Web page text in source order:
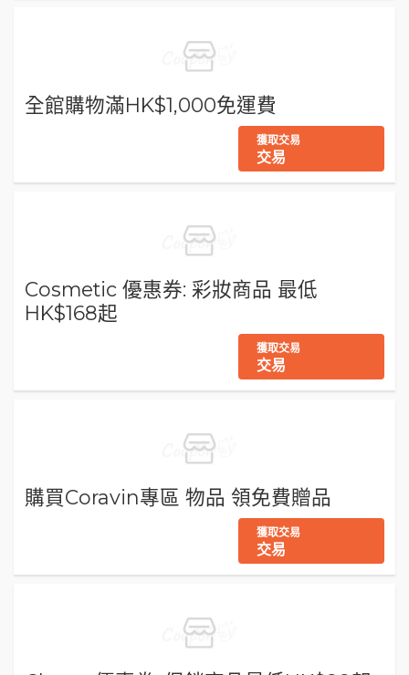
全館購物滿HK$1,000免運費
獲取交易
交易
Cosmetic 優惠券: 彩妝商品 最低
HK$168起
獲取交易
交易
購買Coravin專區 物品 領免費贈品
獲取交易
交易